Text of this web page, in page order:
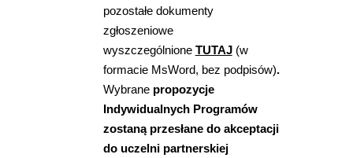
pozostałe dokumenty
zgłoszeniowe
wyszczególnione TUTAJ (w
formacie MsWord, bez podpisów).
Wybrane propozycje
Indywidualnych Programów
zostaną przesłane do akceptacji
do uczelni partnerskiej